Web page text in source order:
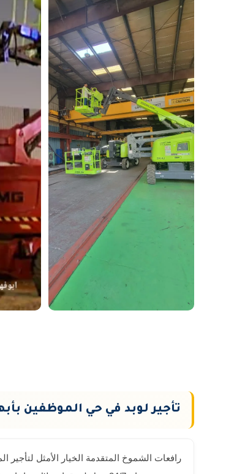
تأجير لوبد في حي الموظفين
رافعات الشموخ المتقدمة الخيار الأمثل